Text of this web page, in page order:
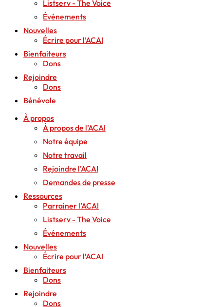
Listserv - The Voice
Événements
Nouvelles
Écrire pour l’ACAI
Bienfaiteurs
Dons
Rejoindre
Dons
Bénévole
À propos
À propos de l’ACAI
Notre équipe
Notre travail
Rejoindre l’ACAI
Demandes de presse
Ressources
Parrainer l’ACAI
Listserv - The Voice
Événements
Nouvelles
Écrire pour l’ACAI
Bienfaiteurs
Dons
Rejoindre
Dons